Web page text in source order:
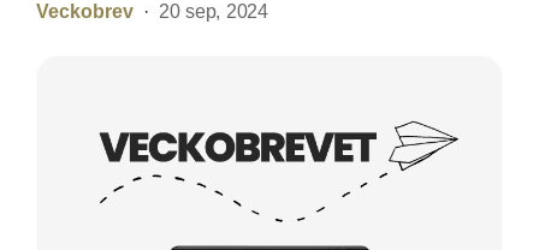
Veckobrev 20 sep, 2024